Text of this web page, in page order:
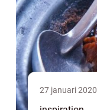
27 januari 2020